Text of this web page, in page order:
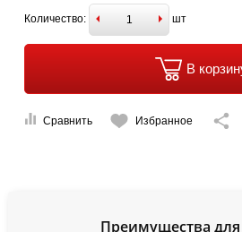
Количество: шт
В
Сравнить Избранное
Преимущества